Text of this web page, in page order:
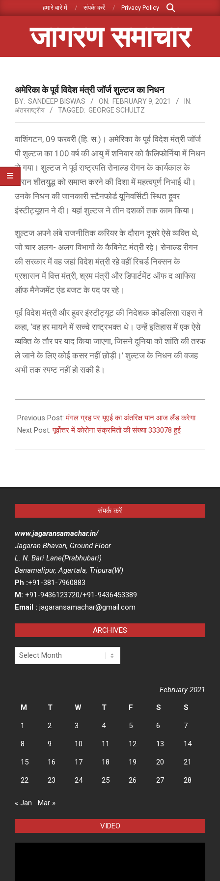
to
हमारे बारे में संपर्क करें Privacy Policy
Search
जागरण समाचार
Menuअमेरिका के पूर्व विदेश मंत्री जॉर्ज शुल्टज का निधन
BY: SANDEEP BISWAS ON: FEBRUARY 9, 2021
IN:
अंतरराष्ट्रीय
TAGGED: GEORGE SCHULTZ
वाशिंगटन, 09 फरवरी (हि. स.)। अमेरिका के पूर्व विदेश मंत्री जॉर्ज
पी शुल्टज का 100 वर्ष की आयु में शनिवार को कैलिफोर्निया में निधन
हो गया। शुल्टज ने पूर्व राष्ट्रपति रोनाल्ड रीगन के कार्यकाल के
दौरान शीतयुद्ध को समाप्त करने की दिशा में महत्वपूर्ण निभाई थी।
उनके निधन की जानकारी स्टैनफोर्ड यूनिवर्सिटी स्थित हूवर
इंस्टीट्यूशन ने दी। यहां शुल्टज ने तीन दशकों तक काम किया।
शुल्टज अपने लंबे राजनीतिक करियर के दौरान दूसरे ऐसे व्यक्ति थे,
जो चार अलग- अलग विभागों के कैबिनेट मंत्री रहे। रोनाल्ड रीगन
की सरकार में वह जहां विदेश मंत्री रहे वहीं रिचर्ड निक्सन के
प्रशासन में वित्त मंत्री, श्रम मंत्री और डिपार्टमेंट ऑफ द आफिस
ऑफ मैनेजमेंट एंड बजट के पद पर रहे।
पूर्व विदेश मंत्री और हूवर इंस्टीट्यूट की निदेशक कोंडलिसा राइस ने
कहा, ‘वह हर मायने में सच्चे राष्ट्रभक्त थे। उन्हें इतिहास में एक ऐसे
व्यक्ति के तौर पर याद किया जाएगा, जिसने दुनिया को शांति की तरफ
ले जाने के लिए कोई कसर नहीं छोड़ी।’ शुल्टज के निधन की वजह
अभी तक स्पष्ट नहीं हो सकी है।
02-
09
Previous Post:मंगल ग्रह पर यूएई का अंतरिक्ष यान आज लैंड करेगा
Next Post:पूर्वोत्तर में कोरोना संक्रमितों की संख्या 333078 हुई
संपर्क करें
www.jagaransamachar.in/
Jagaran Bhavan, Ground Floor
L. N. Bari Lane(Prabhubari)
Banamalipur, Agartala, Tripura(W)
Ph :+91-381-7960883
M: +91-9436123720/+91-9436453389
Email : jagaransamachar@gmail.com
ARCHIVES
Archives
February 2021
M
T W T F S S
1 2 3 4 5 6 7
8 9 10 11 12 13 14
15 16 17 18 19 20 21
22 23 24 25 26 27 28
« Jan Mar »
VIDEO